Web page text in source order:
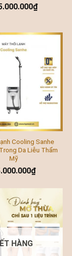
₫
Cooling Sanhe
Da Liễu Thẩm
Mỹ
₫
HÀNG